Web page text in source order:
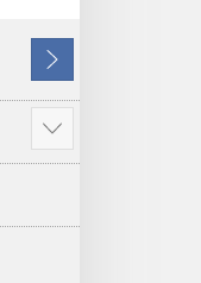
NEXT
Gau
haida